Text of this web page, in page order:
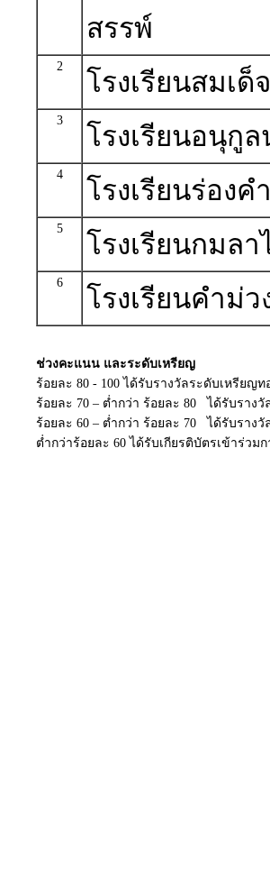
สรรพ์
2
โรงเรียนสมเ
3
โรงเรียนอนุกูล
4
โรงเรียนร่องคำ
5
โรงเรียนกมลา
6
โรงเรียนคำม่ว
ช่วงคะแนน และระดับเหรียญ
ร้อยละ 80 - 100 ได้รับรางวัลระดับเหรียญท
ร้อยละ 70 – ต่ำกว่า ร้อยละ 80 ได้รับรางวั
ร้อยละ 60 – ต่ำกว่า ร้อยละ 70 ได้รับราง
ต่ำกว่าร้อยละ 60 ได้รับเกียรติบัตรเข้าร่วม